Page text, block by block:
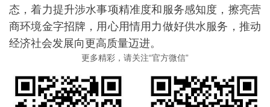
态，着力提升涉水事项精准度和服务感知度，擦亮营
商环境金字招牌，用心用情用力做好供水服务，推动
经济社会发展向更高质量迈进。
更多精彩，请关注“官方微信”